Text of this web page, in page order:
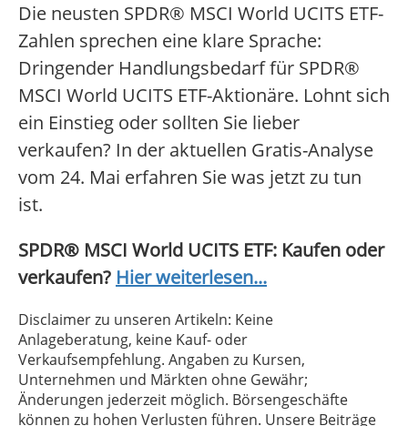
Die neusten SPDR® MSCI World UCITS ETF-
Zahlen sprechen eine klare Sprache:
Dringender Handlungsbedarf für SPDR®
MSCI World UCITS ETF-Aktionäre. Lohnt sich
ein Einstieg oder sollten Sie lieber
verkaufen? In der aktuellen Gratis-Analyse
vom 24. Mai erfahren Sie was jetzt zu tun
ist.
SPDR® MSCI World UCITS ETF: Kaufen oder
verkaufen? Hier weiterlesen...
Disclaimer zu unseren Artikeln: Keine
Anlageberatung, keine Kauf- oder
Verkaufsempfehlung. Angaben zu Kursen,
Unternehmen und Märkten ohne Gewähr;
Änderungen jederzeit möglich. Börsengeschäfte
können zu hohen Verlusten führen. Unsere Beiträge